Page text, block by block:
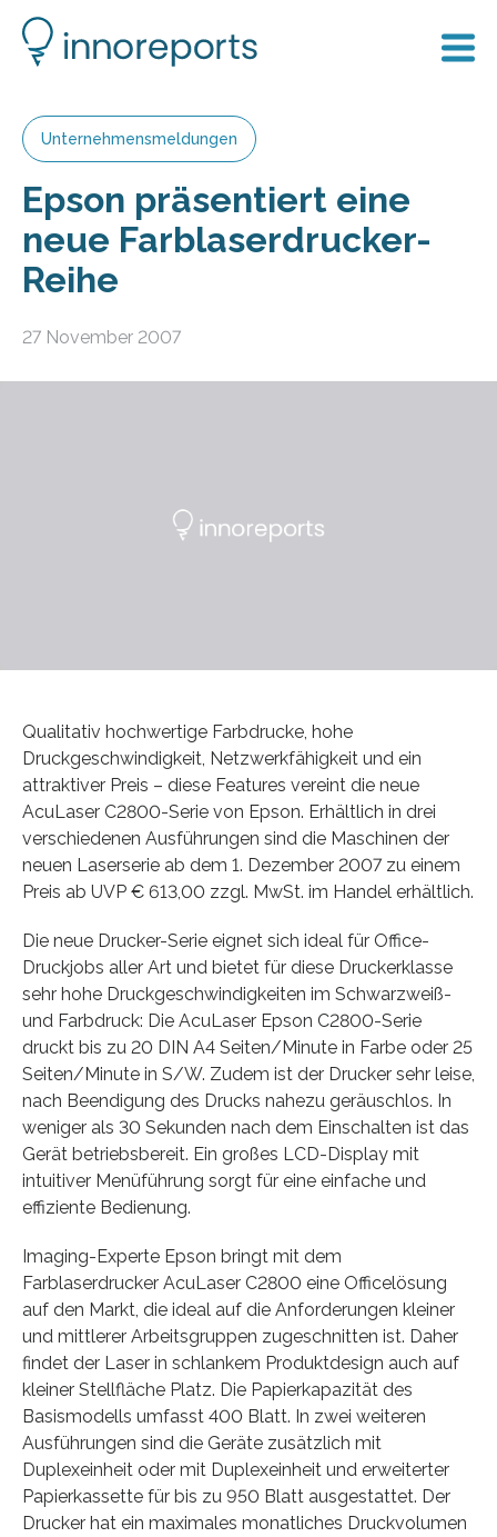
Unternehmensmeldungen
Epson präsentiert eine
neue Farblaserdrucker-
Reihe
27 November 2007
Qualitativ hochwertige Farbdrucke, hohe
Druckgeschwindigkeit, Netzwerkfähigkeit und ein
attraktiver Preis – diese Features vereint die neue
AcuLaser C2800-Serie von Epson. Erhältlich in drei
verschiedenen Ausführungen sind die Maschinen der
neuen Laserserie ab dem 1. Dezember 2007 zu einem
Preis ab UVP € 613,00 zzgl. MwSt. im Handel erhältlich.
Die neue Drucker-Serie eignet sich ideal für Office-
Druckjobs aller Art und bietet für diese Druckerklasse
sehr hohe Druckgeschwindigkeiten im Schwarzweiß-
und Farbdruck: Die AcuLaser Epson C2800-Serie
druckt bis zu 20 DIN A4 Seiten/Minute in Farbe oder 25
Seiten/Minute in S/W. Zudem ist der Drucker sehr leise,
nach Beendigung des Drucks nahezu geräuschlos. In
weniger als 30 Sekunden nach dem Einschalten ist das
Gerät betriebsbereit. Ein großes LCD-Display mit
intuitiver Menüführung sorgt für eine einfache und
effiziente Bedienung.
Imaging-Experte Epson bringt mit dem
Farblaserdrucker AcuLaser C2800 eine Officelösung
auf den Markt, die ideal auf die Anforderungen kleiner
und mittlerer Arbeitsgruppen zugeschnitten ist. Daher
findet der Laser in schlankem Produktdesign auch auf
kleiner Stellfläche Platz. Die Papierkapazität des
Basismodells umfasst 400 Blatt. In zwei weiteren
Ausführungen sind die Geräte zusätzlich mit
Duplexeinheit oder mit Duplexeinheit und erweiterter
Papierkassette für bis zu 950 Blatt ausgestattet. Der
Drucker hat ein maximales monatliches Druckvolumen